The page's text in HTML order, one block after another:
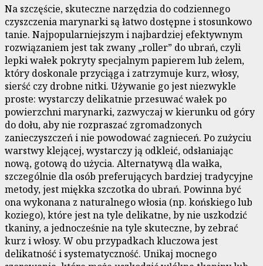
Na szczęście, skuteczne narzędzia do codziennego
czyszczenia marynarki są łatwo dostępne i stosunkowo
tanie. Najpopularniejszym i najbardziej efektywnym
rozwiązaniem jest tak zwany „roller” do ubrań, czyli
lepki wałek pokryty specjalnym papierem lub żelem,
który doskonale przyciąga i zatrzymuje kurz, włosy,
sierść czy drobne nitki. Używanie go jest niezwykle
proste: wystarczy delikatnie przesuwać wałek po
powierzchni marynarki, zazwyczaj w kierunku od góry
do dołu, aby nie rozpraszać zgromadzonych
zanieczyszczeń i nie powodować zagnieceń. Po zużyciu
warstwy klejącej, wystarczy ją odkleić, odsłaniając
nową, gotową do użycia. Alternatywą dla wałka,
szczególnie dla osób preferujących bardziej tradycyjne
metody, jest miękka szczotka do ubrań. Powinna być
ona wykonana z naturalnego włosia (np. końskiego lub
koziego), które jest na tyle delikatne, by nie uszkodzić
tkaniny, a jednocześnie na tyle skuteczne, by zebrać
kurz i włosy. W obu przypadkach kluczowa jest
delikatność i systematyczność. Unikaj mocnego